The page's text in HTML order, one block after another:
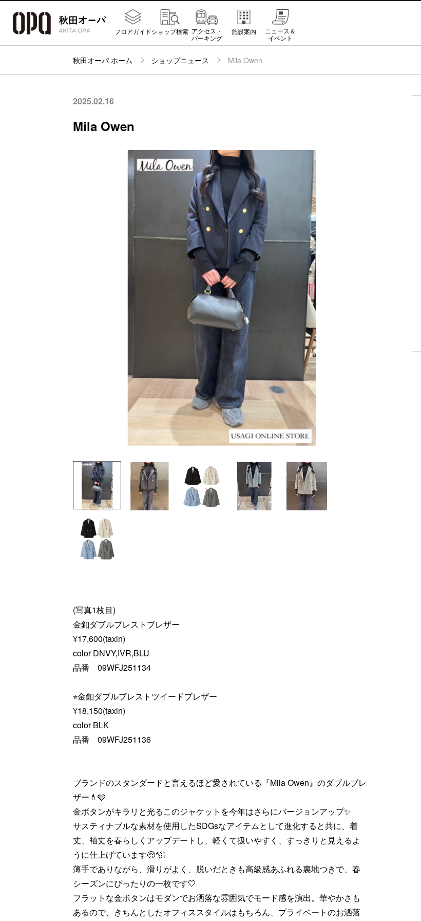
フロアガイドショップ検索 アクセス・
パーキング
施設案内
ニュース＆
イベント
秋田オーパ ホーム ショップニュース Mila Owen
2025.02.16
Mila Owen
(写真1枚目)
金釦ダブルブレストブレザー
¥17,600(taxin)
color DNVY,IVR,BLU
品番 09WFJ251134
⭐︎金釦ダブルブレストツイードブレザー
¥18,150(taxin)
color BLK
品番 09WFJ251136
ブランドのスタンダードと言えるほど愛されている『Mila Owen』のダブルブレ
ザー💄🩶
金ボタンがキラリと光るこのジャケットを今年はさらにバージョンアップ✨
サスティナブルな素材を使用したSDGsなアイテムとして進化すると共に、着
丈、袖丈を春らしくアップデートし、軽くて扱いやすく、すっきりと見えるよ
うに仕上げています🥺🫧❕
薄手でありながら、滑りがよく、脱いだときも高級感あふれる裏地つきで、春
シーズンにぴったりの一枚です🤍
フラットな金ボタンはモダンでお洒落な雰囲気でモード感を演出。華やかさも
あるので、きちんとしたオフィススタイルはもちろん、プライベートのお洒落